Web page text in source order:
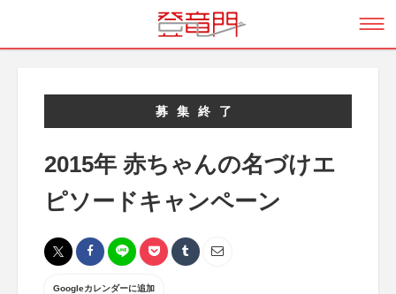
募集終了
2015年 赤ちゃんの名づけエ
ピソードキャンペーン
Googleカレンダーに追加